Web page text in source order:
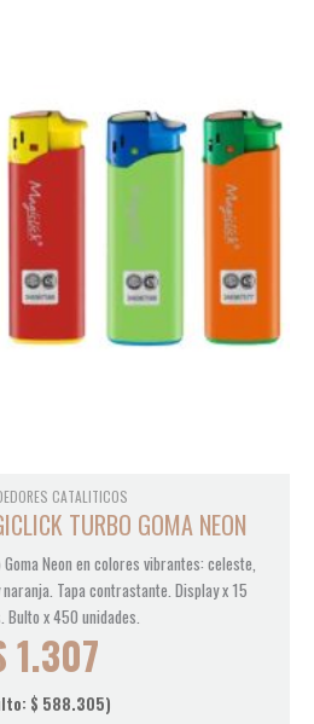
CATALITICOS
TURBO GOMA NEON
Neon en colores vibrantes: celeste,
Tapa contrastante. Display x 15
Bulto x 450 unidades.
1.307
$ 588.305)